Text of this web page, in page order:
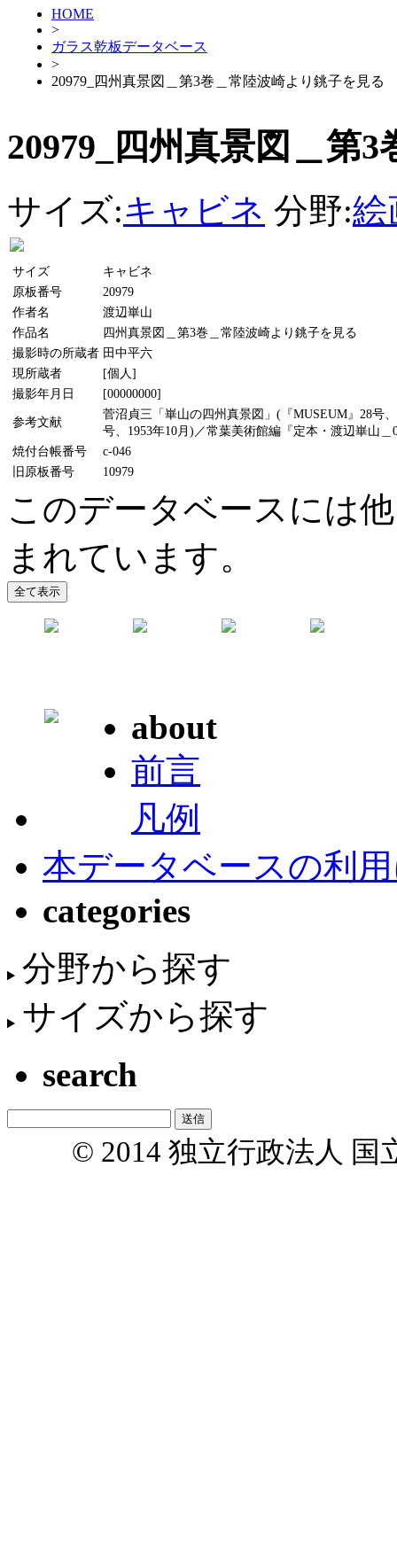
HOME
>
ガラス乾板データベース
>
20979_四州真景図＿第3巻＿常陸波崎より銚子を見る
20979_四州真景図＿第
サイズ:キャビネ 分野:絵
サイズ
キャビネ
原板番号
20979
作者名
渡辺崋山
作品名
四州真景図＿第3巻＿常陸波崎より銚子を見る
撮影時の所蔵者 田中平六
現所蔵者
[個人]
撮影年月日
[00000000]
参考文献
菅沼貞三「崋山の四州真景図」(『MUSEUM』28号
号、1953年10月)／常葉美術館編『定本・渡辺崋山
焼付台帳番号
c-046
旧原板番号
10979
このデータベースには
まれています。
about
前言
凡例
本データベースの利
categories
分野から探す
サイズから探す
search
© 2014 独立行政法人 国